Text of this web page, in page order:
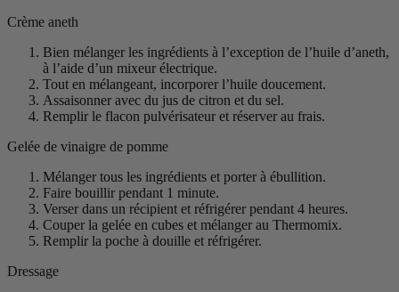
Crème aneth
Bien mélanger les ingrédients à l’exception de l’huile d’aneth,
à l’aide d’un mixeur électrique.
Tout en mélangeant, incorporer l’huile doucement.
Assaisonner avec du jus de citron et du sel.
Remplir le flacon pulvérisateur et réserver au frais.
Gelée de vinaigre de pomme
Mélanger tous les ingrédients et porter à ébullition.
Faire bouillir pendant 1 minute.
Verser dans un récipient et réfrigérer pendant 4 heures.
Couper la gelée en cubes et mélanger au Thermomix.
Remplir la poche à douille et réfrigérer.
Dressage